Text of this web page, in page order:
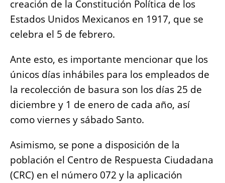
creación de la Constitución Política de los
Estados Unidos Mexicanos en 1917, que se
celebra el 5 de febrero.
Ante esto, es importante mencionar que los
únicos días inhábiles para los empleados de
la recolección de basura son los días 25 de
diciembre y 1 de enero de cada año, así
como viernes y sábado Santo.
Asimismo, se pone a disposición de la
población el Centro de Respuesta Ciudadana
(CRC) en el número 072 y la aplicación